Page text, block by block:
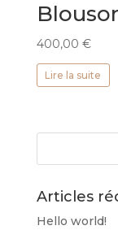
400,00 €
Lire la suite
Articles
Hello world!